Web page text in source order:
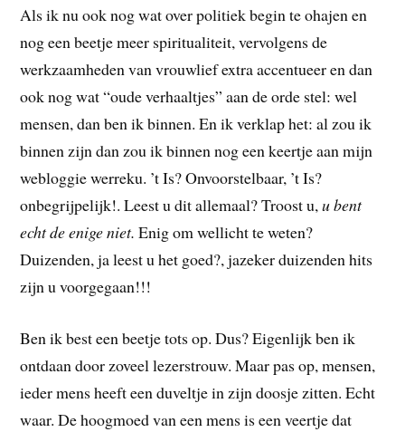
Als ik nu ook nog wat over politiek begin te ohajen en
nog een beetje meer spiritualiteit, vervolgens de
werkzaamheden van vrouwlief extra accentueer en dan
ook nog wat “oude verhaaltjes” aan de orde stel: wel
mensen, dan ben ik binnen. En ik verklap het: al zou ik
binnen zijn dan zou ik binnen nog een keertje aan mijn
webloggie werreku. ’t Is? Onvoorstelbaar, ’t Is?
onbegrijpelijk!. Leest u dit allemaal? Troost u,u bent
echt de enige niet. Enig om wellicht te weten?
Duizenden, ja leest u het goed?, jazeker duizenden hits
zijn u voorgegaan!!!
Ben ik best een beetje tots op. Dus? Eigenlijk ben ik
ontdaan door zoveel lezerstrouw. Maar pas op, mensen,
ieder mens heeft een duveltje in zijn doosje zitten. Echt
waar. De hoogmoed van een mens is een veertje dat